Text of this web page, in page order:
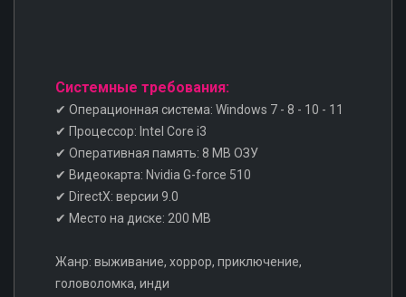
Системные требования:
✔ Операционная система: Windows 7 - 8 - 10 - 11
✔ Процессор: Intel Core i3
✔ Оперативная память: 8 MB ОЗУ
✔ Видеокарта: Nvidia G-force 510
✔ DirectX: версии 9.0
✔ Место на диске: 200 MB
Жанр: выживание, хоррор, приключение,
головоломка, инди